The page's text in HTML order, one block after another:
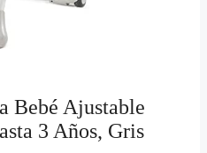
Bebé Ajustable
3 Años, Gris